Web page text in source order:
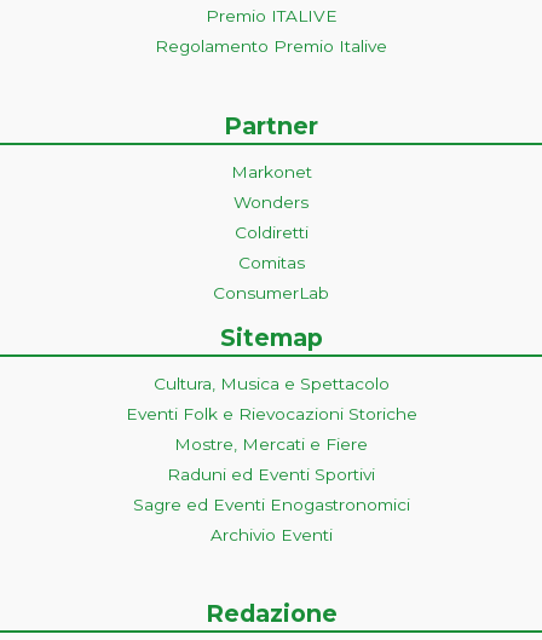
Premio ITALIVE
Regolamento Premio Italive
Partner
Markonet
Wonders
Coldiretti
Comitas
ConsumerLab
Sitemap
Cultura, Musica e Spettacolo
Eventi Folk e Rievocazioni Storiche
Mostre, Mercati e Fiere
Raduni ed Eventi Sportivi
Sagre ed Eventi Enogastronomici
Archivio Eventi
Redazione